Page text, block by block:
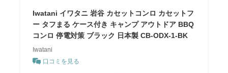
Iwatani イワタニ 岩谷 カセットコンロ カセットフ
ー タフまる ケース付き キャンプ アウトドア BBQ
コンロ 停電対策 ブラック 日本製 CB-ODX-1-BK
Iwatani
口コミを見る